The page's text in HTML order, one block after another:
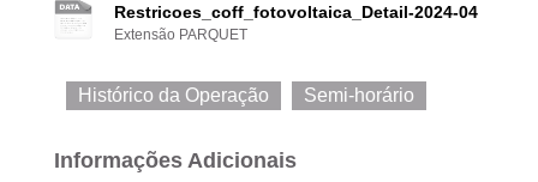
Restricoes_coff_fotovoltaica_Detail-2024-04
Extensão PARQUET
Histórico da Operação Semi-horário
Informações Adicionais